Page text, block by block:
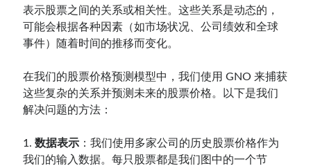
表示股票之间的关系或相关性。这些关系是动态的，
可能会根据各种因素（如市场状况、公司绩效和全球
事件）随着时间的推移而变化。
在我们的股票价格预测模型中，我们使用 GNO 来捕获
这些复杂的关系并预测未来的股票价格。以下是我们
解决问题的方法：
1.数据表示 ：我们使用多家公司的历史股票价格作为
我们的输入数据。每只股票都是我们图中的一个节